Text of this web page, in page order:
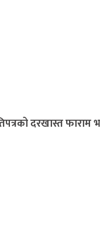
दरखास्त फाराम